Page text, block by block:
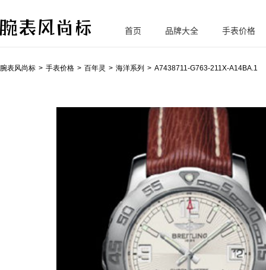
腕
首页 品牌大全 手表价格
腕表风尚标 手表价格 百年灵 海洋系列 A7438711-G763-211X-A14BA.1